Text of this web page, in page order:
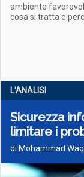
ambiente
cosa si tratta e
L'ANALISI
Sicurezza
limitare i
di Mohammad